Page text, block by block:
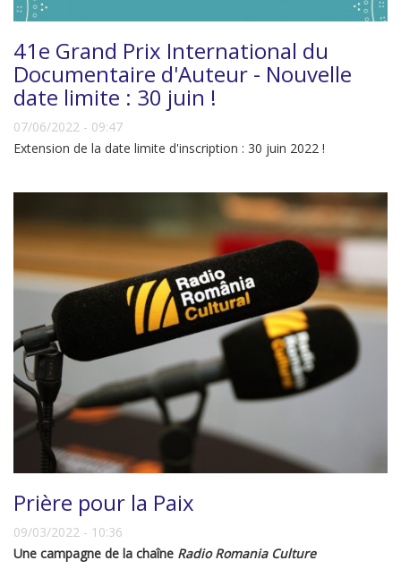
41e Grand Prix International du
Documentaire d'Auteur - Nouvelle
date limite : 30 juin !
07/06/2022 - 09:47
Extension de la date limite d'inscription : 30 juin 2022 !
Prière pour la Paix
09/03/2022 - 10:36
Une campagne de la chaîne Radio Romania Culture